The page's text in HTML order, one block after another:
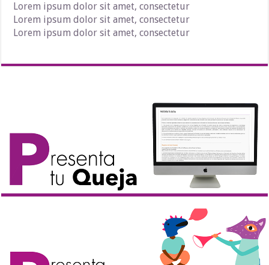
Lorem ipsum dolor sit amet, consectetur
Lorem ipsum dolor sit amet, consectetur
Lorem ipsum dolor sit amet, consectetur